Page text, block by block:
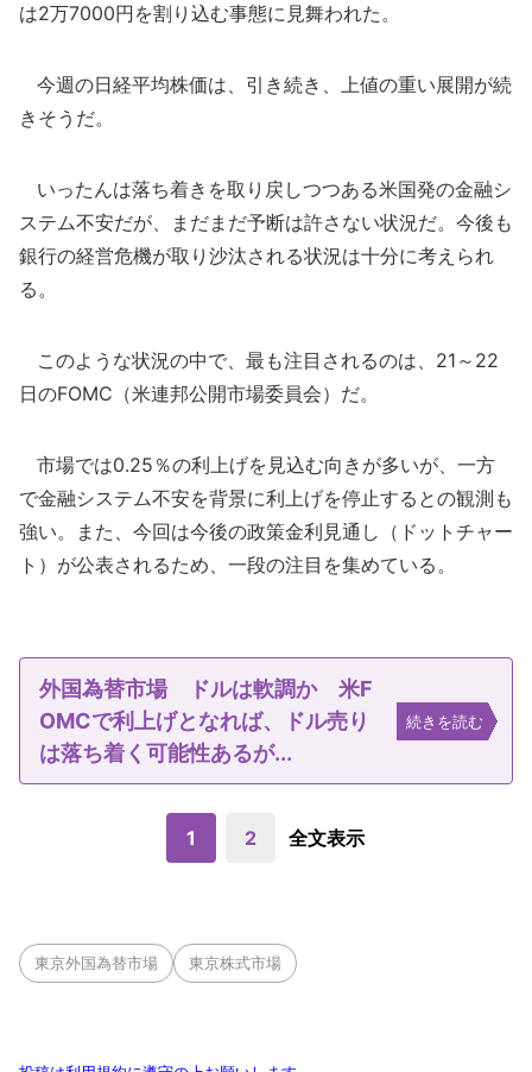
は2万7000円を割り込む事態に見舞われた。
今週の日経平均株価は、引き続き、上値の重い展開が続
きそうだ。
いったんは落ち着きを取り戻しつつある米国発の金融シ
ステム不安だが、まだまだ予断は許さない状況だ。今後も
銀行の経営危機が取り沙汰される状況は十分に考えられ
る。
このような状況の中で、最も注目されるのは、21～22
日のFOMC（米連邦公開市場委員会）だ。
市場では0.25％の利上げを見込む向きが多いが、一方
で金融システム不安を背景に利上げを停止するとの観測も
強い。また、今回は今後の政策金利見通し（ドットチャー
ト）が公表されるため、一段の注目を集めている。
外国為替市場 ドルは軟調か 米F
OMCで利上げとなれば、ドル売り
は落ち着く可能性あるが...
続きを読む
1 2 全文表示
東京外国為替市場 東京株式市場